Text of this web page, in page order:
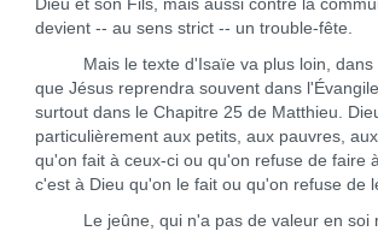
Dieu et son Fils, mais aussi contre la
devient -- au sens strict -- un trouble-fête.
Mais le texte d'Isaïe va plus loin, dans
que Jésus reprendra souvent dans
surtout dans le Chapitre 25 de Matthieu.
particulièrement aux petits, aux pauvres,
qu'on fait à ceux-ci ou qu'on refuse de faire
c'est à Dieu qu'on le fait ou qu'on refuse de
Le jeûne, qui n'a pas de valeur en soi